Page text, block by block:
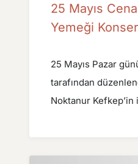
25 Mayıs
Yemeği
25 Mayıs Pazar
tarafından
Noktanur